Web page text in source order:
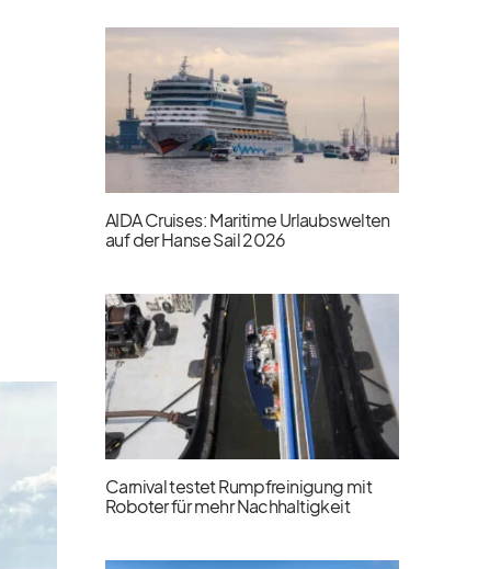
AIDA Cruises: Maritime Urlaubswelten
auf der Hanse Sail 2026
Carnival testet Rumpfreinigung mit
Roboter für mehr Nachhaltigkeit